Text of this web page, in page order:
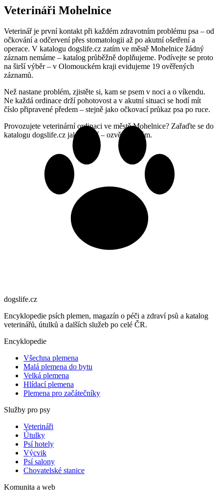
Veterináři Mohelnice
Veterinář je první kontakt při každém zdravotním problému psa – od
očkování a odčervení přes stomatologii až po akutní ošetření a
operace. V katalogu dogslife.cz zatím ve městě Mohelnice žádný
záznam nemáme – katalog průběžně doplňujeme. Podívejte se proto
na širší výběr – v Olomouckém kraji evidujeme 19 ověřených
záznamů.
Než nastane problém, zjistěte si, kam se psem v noci a o víkendu.
Ne každá ordinace drží pohotovost a v akutní situaci se hodí mít
číslo připravené předem – stejně jako očkovací průkaz psa po ruce.
Provozujete veterinární ordinaci ve městě Mohelnice? Zařaďte se do
katalogu dogslife.cz jako první – ozvěte se nám.
dogslife.cz
Encyklopedie psích plemen, magazín o péči a zdraví psů a katalog
veterinářů, útulků a dalších služeb po celé ČR.
Encyklopedie
Všechna plemena
Malá plemena do bytu
Velká plemena
Hlídací plemena
Plemena pro začátečníky
Služby pro psy
Veterináři
Útulky
Psí hotely
Výcvik
Psí salony
Chovatelské stanice
Komunita a web